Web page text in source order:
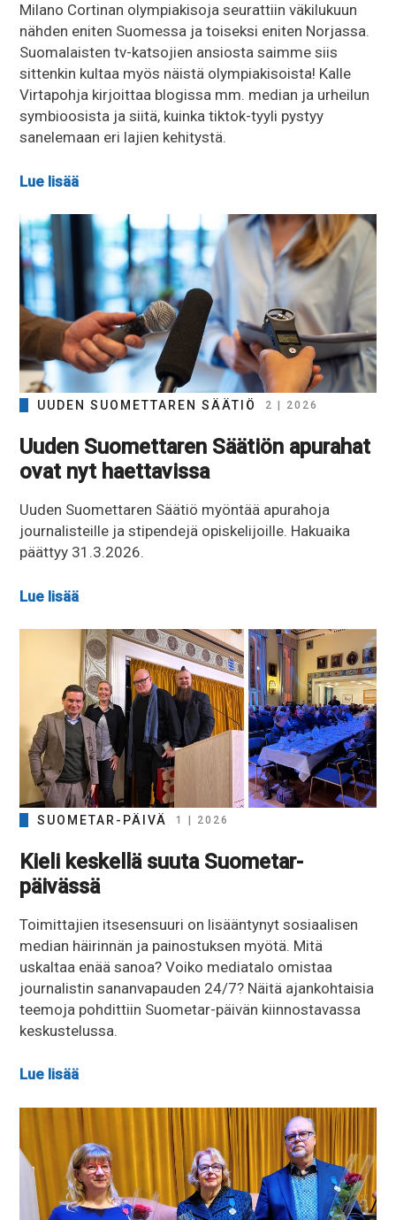
Milano Cortinan olympiakisoja seurattiin väkilukuun
nähden eniten Suomessa ja toiseksi eniten Norjassa.
Suomalaisten tv-katsojien ansiosta saimme siis
sittenkin kultaa myös näistä olympiakisoista! Kalle
Virtapohja kirjoittaa blogissa mm. median ja urheilun
symbioosista ja siitä, kuinka tiktok-tyyli pystyy
sanelemaan eri lajien kehitystä.
Lue lisää
UUDEN SUOMETTAREN SÄÄTIÖ 2 | 2026
Uuden Suomettaren Säätiön apurahat
ovat nyt haettavissa
Uuden Suomettaren Säätiö myöntää apurahoja
journalisteille ja stipendejä opiskelijoille. Hakuaika
päättyy 31.3.2026.
Lue lisää
SUOMETAR-PÄIVÄ 1 | 2026
Kieli keskellä suuta Suometar-
päivässä
Toimittajien itsesensuuri on lisääntynyt sosiaalisen
median häirinnän ja painostuksen myötä. Mitä
uskaltaa enää sanoa? Voiko mediatalo omistaa
journalistin sananvapauden 24/7? Näitä ajankohtaisia
teemoja pohdittiin Suometar-päivän kiinnostavassa
keskustelussa.
Lue lisää